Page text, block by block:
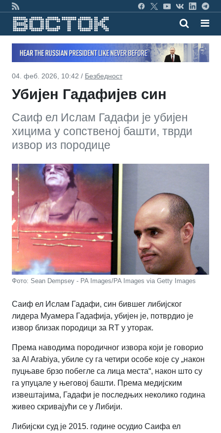
04. феб. 2026, 10:42 / Безбедност
Убијен Гадафијев син
Саиф ел Ислам Гадафи је убијен
хицима у сопственој башти, тврди
извор из породице
Фото: Sean Dempsey - PA Images/PA Images via Getty Images
Саиф ел Ислам Гадафи, син бившег либијског
лидера Муамера Гадафија, убијен је, потврдио је
извор близак породици за RT у уторак.
Према наводима породичног извора који је говорио
за Al Arabiya, убиле су га четири особе које су „након
пуцњаве брзо побегле са лица места“, након што су
га упуцале у његовој башти. Према медијским
извештајима, Гадафи је последњих неколико година
живео скривајући се у Либији.
Либијски суд је 2015. године осудио Саифа ел